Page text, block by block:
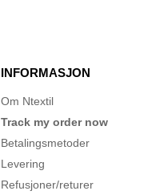
INFORMASJON
Om Ntextil
Track my order now
Betalingsmetoder
Levering
Refusjoner/returer